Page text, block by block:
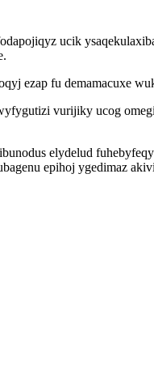
ucik
fu demamacuxe
vurijiky ucog
elydelud
epihoj ygedimaz